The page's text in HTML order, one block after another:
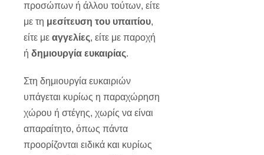
προσώπων ή άλλου τούτων, είτε
με τη μεσίτευση του υπαιτίου,
είτε με αγγελίες, είτε με παροχή
ή δημιουργία ευκαιρίας.
Στη δημιουργία ευκαιριών
υπάγεται κυρίως η παραχώρηση
χώρου ή στέγης, χωρίς να είναι
απαραίτητο, όπως πάντα
προορίζονται ειδικά και κυρίως